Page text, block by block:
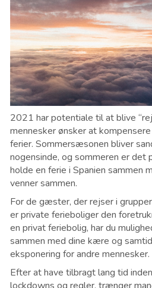
2021 har potentiale til at blive
mennesker ønsker at
ferier. Sommersæsonen bliver
nogensinde, og sommeren er
holde en ferie i Spanien sammen
venner sammen.
For de gæster, der rejser i
er private ferieboliger den
en privat feriebolig, har du
sammen med dine kære og
eksponering for andre mennesker.
Efter at have tilbragt lang tid